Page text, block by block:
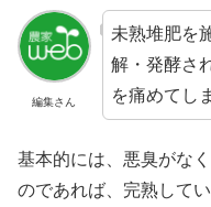
編集さん
未熟堆肥を
解・発酵さ
を痛めてし
基本的には、悪臭がな
のであれば、完熟して